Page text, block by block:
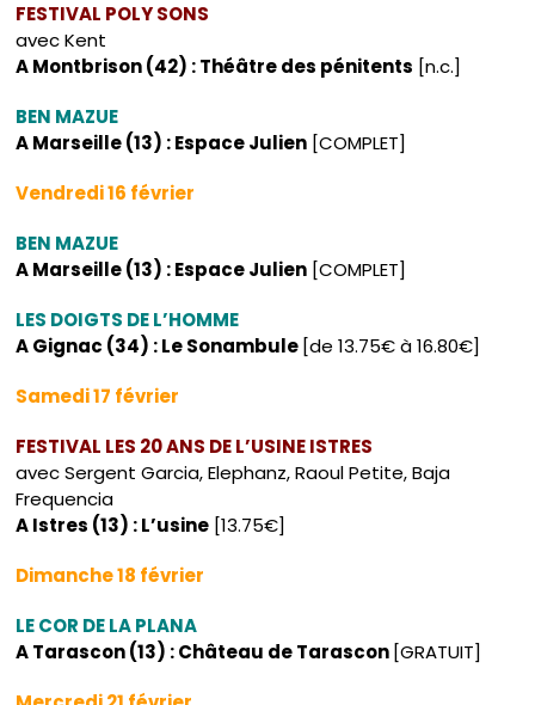
FESTIVAL POLY SONS
avec Kent
A Montbrison (42) : Théâtre des pénitents [n.c.]
BEN MAZUE
A Marseille (13) : Espace Julien [COMPLET]
Vendredi 16 février
BEN MAZUE
A Marseille (13) : Espace Julien [COMPLET]
LES DOIGTS DE L’HOMME
A Gignac (34) : Le Sonambule [de 13.75€ à 16.80€]
Samedi 17 février
FESTIVAL LES 20 ANS DE L’USINE ISTRES
avec Sergent Garcia, Elephanz, Raoul Petite, Baja
Frequencia
A Istres (13) : L’usine [13.75€]
Dimanche 18 février
LE COR DE LA PLANA
A Tarascon (13) : Château de Tarascon [GRATUIT]